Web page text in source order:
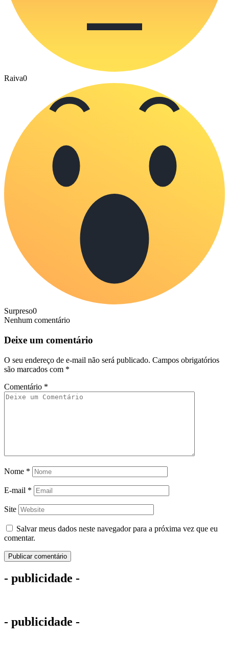
Raiva0
Surpreso0
Nenhum comentário
Deixe um comentário
O seu endereço de e-mail não será publicado. Campos obrigatórios
são marcados com *
Comentário *
Nome *
E-mail *
Site
Salvar meus dados neste navegador para a próxima vez que eu
comentar.
- publicidade -
- publicidade -